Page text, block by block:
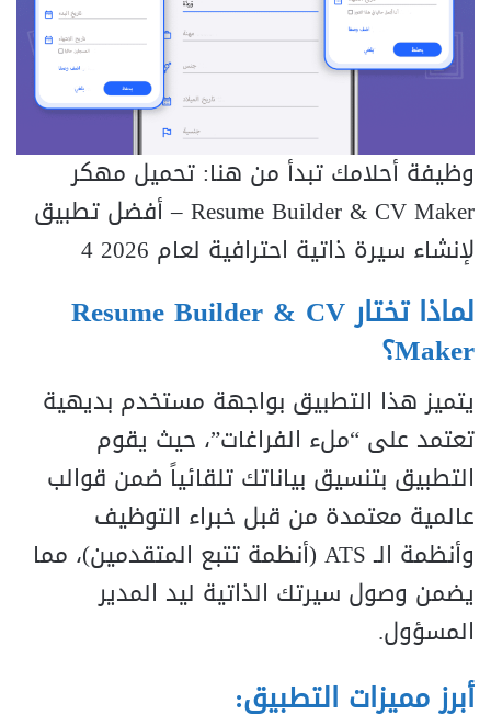
وظيفة أحلامك تبدأ من هنا: تحميل مهكر
Resume Builder & CV Maker – أفضل تطبيق
لإنشاء سيرة ذاتية احترافية لعام 2026 4
لماذا تختار Resume Builder & CV
Maker؟
يتميز هذا التطبيق بواجهة مستخدم بديهية
تعتمد على “ملء الفراغات”، حيث يقوم
التطبيق بتنسيق بياناتك تلقائياً ضمن قوالب
عالمية معتمدة من قبل خبراء التوظيف
وأنظمة الـ ATS (أنظمة تتبع المتقدمين)، مما
يضمن وصول سيرتك الذاتية ليد المدير
المسؤول.
أبرز مميزات التطبيق: